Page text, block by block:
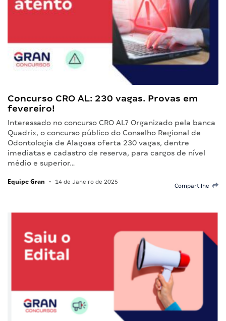
Concurso CRO AL: 230 vagas. Provas em
fevereiro!
Interessado no concurso CRO AL? Organizado pela banca
Quadrix, o concurso público do Conselho Regional de
Odontologia de Alagoas oferta 230 vagas, dentre
imediatas e cadastro de reserva, para cargos de nível
médio e superior…
Equipe Gran • 14 de Janeiro de 2025
Compartilhe